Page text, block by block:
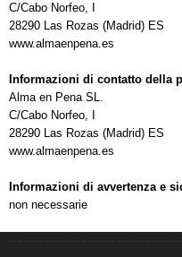
C/Cabo Norfeo, I
28290 Las Rozas (Madrid) ES
www.almaenpena.es
Informazioni di contatto della
Alma en Pena SL.
C/Cabo Norfeo, I
28290 Las Rozas (Madrid) ES
www.almaenpena.es
Informazioni di avvertenza e
non necessarie